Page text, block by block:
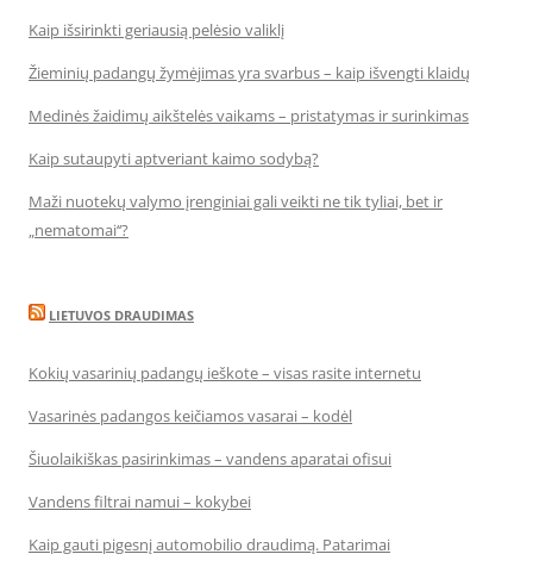
Kaip išsirinkti geriausią pelėsio valiklį
Žieminių padangų žymėjimas yra svarbus – kaip išvengti klaidų
Medinės žaidimų aikštelės vaikams – pristatymas ir surinkimas
Kaip sutaupyti aptveriant kaimo sodybą?
Maži nuotekų valymo įrenginiai gali veikti ne tik tyliai, bet ir
„nematomai‘‘?
LIETUVOS DRAUDIMAS
Kokių vasarinių padangų ieškote – visas rasite internetu
Vasarinės padangos keičiamos vasarai – kodėl
Šiuolaikiškas pasirinkimas – vandens aparatai ofisui
Vandens filtrai namui – kokybei
Kaip gauti pigesnį automobilio draudimą. Patarimai